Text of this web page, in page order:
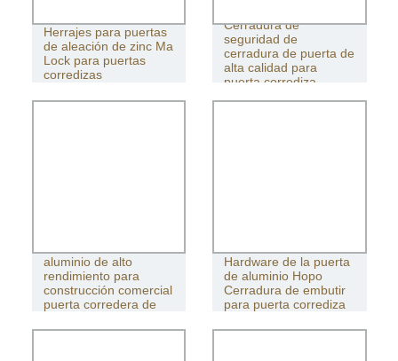
Herrajes para puertas
de aleación de zinc Ma
Lock para puertas
corredizas
Cerradura de
seguridad de
cerradura de puerta de
alta calidad para
puerta corrediza
aluminio de alto
rendimiento para
construcción comercial
puerta corredera de
Hardware de la puerta
de aluminio Hopo
Cerradura de embutir
para puerta corrediza